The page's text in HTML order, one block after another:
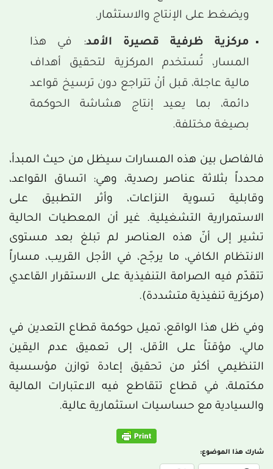
ويضغط على الإنتاج والاستثمار.
مركزية ظرفية قصيرة الأمد: في هذا
المسار، تُستخدم المركزية لتحقيق أهداف
مالية عاجلة، قبل أنْ تتراجع دون ترسيخ قواعد
دائمة، بما يعيد إنتاج هشاشة الحوكمة
بصيغة مختلفة.
فالفاصل بين هذه المسارات سيظل من حيث المبدأ،
محدداً بثلاثة عناصر رصدية، وهي: اتساق القواعد،
وقابلية تسوية النزاعات، وأثر التطبيق على
الاستمرارية التشغيلية. غير أن المعطيات الحالية
تشير إلى أنّ هذه العناصر لم تبلغ بعد مستوى
الانتظام الكافي، ما يرجّح، في الأجل القريب، مساراً
تتقدّم فيه الصرامة التنفيذية على الاستقرار القاعدي
(مركزية تنفيذية متشددة).
وفي ظل هذا الواقع، تميل حوكمة قطاع التعدين في
مالي، مؤقتاً على الأقل، إلى تعميق عدم اليقين
التنظيمي أكثر من تحقيق إعادة توازن مؤسسية
مكتملة، في قطاع تتقاطع فيه الاعتبارات المالية
والسيادية مع حساسيات استثمارية عالية.
شارك هذا الموضوع: